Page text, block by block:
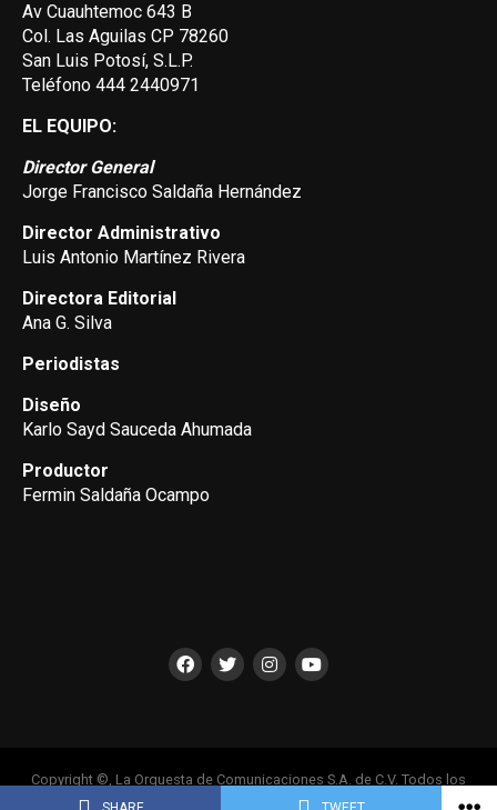
Av Cuauhtemoc 643 B
Col. Las Aguilas CP 78260
San Luis Potosí, S.L.P.
Teléfono 444 2440971
EL EQUIPO:
Director General
Jorge Francisco Saldaña Hernández
Director Administrativo
Luis Antonio Martínez Rivera
Directora Editorial
Ana G. Silva
Periodistas
Diseño
Karlo Sayd Sauceda Ahumada
Productor
Fermin Saldaña Ocampo
Copyright ©, La Orquesta de Comunicaciones S.A. de C.V. Todos los
Derechos Reservados